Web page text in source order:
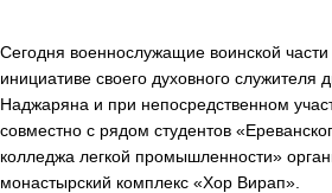
Сегодня военнослужащие воинской
инициативе своего духовного служителя
Наджаряна и при непосредственном
совместно с рядом студентов
колледжа легкой промышленности»
монастырский комплекс «Хор Вирап».